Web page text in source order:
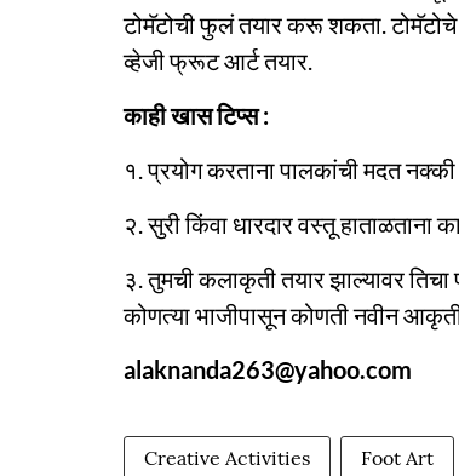
टोमॅटोची फुलं तयार करू शकता. टोमॅटोचे
व्हेजी फ्रूट आर्ट तयार.
काही खास टिप्स :
१. प्रयोग करताना पालकांची मदत नक्की
२. सुरी किंवा धारदार वस्तू हाताळताना
३. तुमची कलाकृती तयार झाल्यावर
कोणत्या भाजीपासून कोणती नवीन
alaknanda263@yahoo.com
Creative Activities Foot Art